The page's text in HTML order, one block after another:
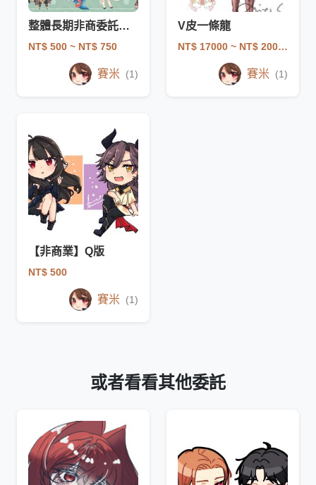
整體長期非商委託一覽
NT$ 500 ~ NT$ 750
賽米 (1)
V皮一條龍
NT$ 17000 ~ NT$ 20000
賽米 (1)
【非商業】Q版
NT$ 500
賽米 (1)
或者看看其他委託